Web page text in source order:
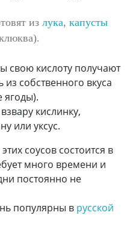
из лука, капусты
свою кислоту получают
из собственного вкуса
ягоды).
кислинку,
или уксус.
соусов состоится в
много времени и
постоянно не
популярны в русской